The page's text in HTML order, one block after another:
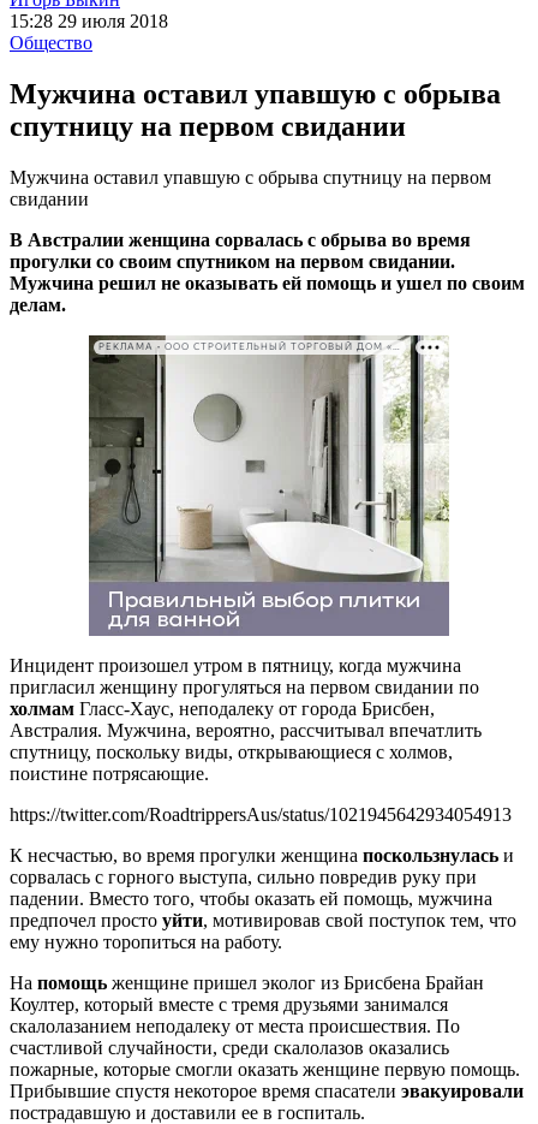
15:28 29 июля 2018
Общество
Мужчина оставил упавшую с обрыва
спутницу на первом свидании
Мужчина оставил упавшую с обрыва спутницу на первом
свидании
В Австралии женщина сорвалась с обрыва во время
прогулки со своим спутником на первом свидании.
Мужчина решил не оказывать ей помощь и ушел по своим
делам.
РЕКЛАМА • ООО СТРОИТЕЛЬНЫЙ ТОРГОВЫЙ ДОМ «ПЕТРОВИЧ». ИНН: 7802348846
Инцидент произошел утром в пятницу, когда мужчина
пригласил женщину прогуляться на первом свидании по
холмам Гласс-Хаус, неподалеку от города Брисбен,
Австралия. Мужчина, вероятно, рассчитывал впечатлить
спутницу, поскольку виды, открывающиеся с холмов,
поистине потрясающие.
https://twitter.com/RoadtrippersAus/status/1021945642934054913
К несчастью, во время прогулки женщина поскользнулась и
сорвалась с горного выступа, сильно повредив руку при
падении. Вместо того, чтобы оказать ей помощь, мужчина
предпочел просто уйти, мотивировав свой поступок тем, что
ему нужно торопиться на работу.
На помощь женщине пришел эколог из Брисбена Брайан
Коултер, который вместе с тремя друзьями занимался
скалолазанием неподалеку от места происшествия. По
счастливой случайности, среди скалолазов оказались
пожарные, которые смогли оказать женщине первую помощь.
Прибывшие спустя некоторое время спасатели эвакуировали
пострадавшую и доставили ее в госпиталь.